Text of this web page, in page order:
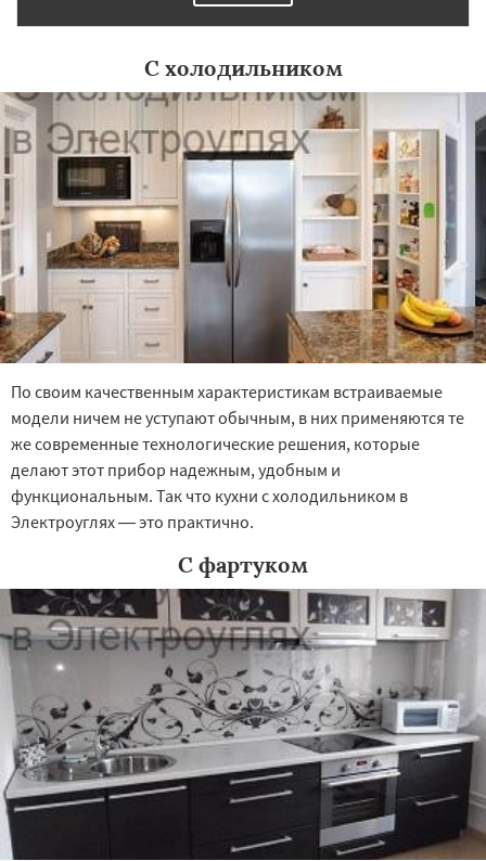
С холодильником
По своим качественным характеристикам встраиваемые
модели ничем не уступают обычным, в них применяются те
же современные технологические решения, которые
делают этот прибор надежным, удобным и
функциональным. Так что кухни с холодильником в
Электроуглях — это практично.
С фартуком